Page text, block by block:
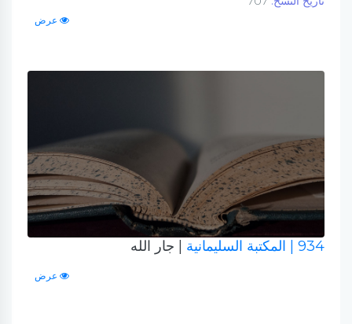
عرض
934 | المكتبة السليمانية | جار الله
عرض